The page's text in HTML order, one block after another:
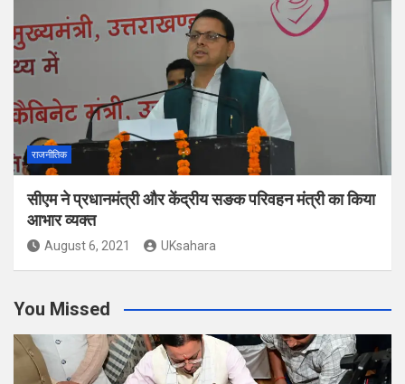
राजनीतिक
सीएम ने प्रधानमंत्री और केंद्रीय सङक परिवहन मंत्री का किया
आभार व्यक्त
August 6, 2021 UKsahara
You Missed